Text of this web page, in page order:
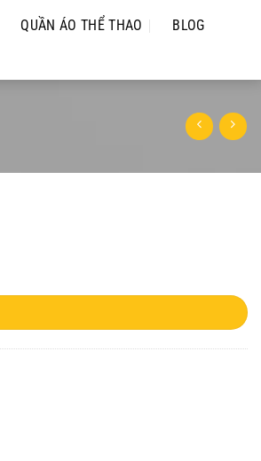
QUẦN ÁO THỂ THAO
BLOG